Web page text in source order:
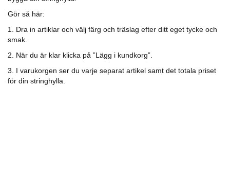
Gör så här:
1. Dra in artiklar och välj färg och träslag efter ditt eget tycke och
smak.
2. När du är klar klicka på ”Lägg i kundkorg”.
3. I varukorgen ser du varje separat artikel samt det totala priset
för din stringhylla.